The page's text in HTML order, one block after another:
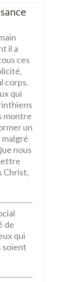
il a
ces
corps.
qui
montre
un
malgré
nous
Christ,
de
qui
soient